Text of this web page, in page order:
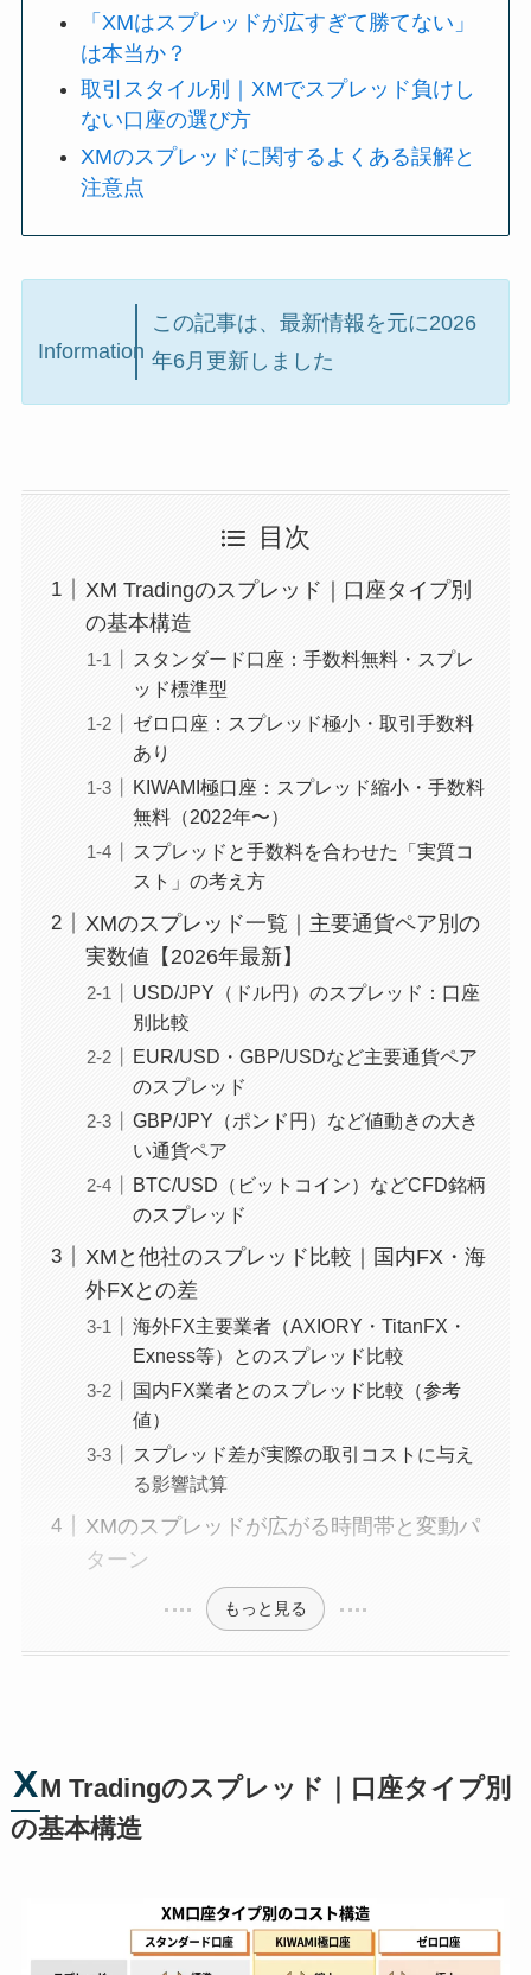
「XMはスプレッドが広すぎて勝てない」
は本当か？
取引スタイル別｜XMでスプレッド負けし
ない口座の選び方
XMのスプレッドに関するよくある誤解と
注意点
Information
この記事は、最新情報を元に2026
年6月更新しました
目次
XM Tradingのスプレッド｜口座タイプ別
の基本構造
スタンダード口座：手数料無料・スプレ
ッド標準型
ゼロ口座：スプレッド極小・取引手数料
あり
KIWAMI極口座：スプレッド縮小・手数料
無料（2022年〜）
スプレッドと手数料を合わせた「実質コ
スト」の考え方
XMのスプレッド一覧｜主要通貨ペア別の
実数値【2026年最新】
USD/JPY（ドル円）のスプレッド：口座
別比較
EUR/USD・GBP/USDなど主要通貨ペア
のスプレッド
GBP/JPY（ポンド円）など値動きの大き
い通貨ペア
BTC/USD（ビットコイン）などCFD銘柄
のスプレッド
XMと他社のスプレッド比較｜国内FX・海
外FXとの差
海外FX主要業者（AXIORY・TitanFX・
Exness等）とのスプレッド比較
国内FX業者とのスプレッド比較（参考
値）
スプレッド差が実際の取引コストに与え
る影響試算
XMのスプレッドが広がる時間帯と変動パ
ターン
もっと見る
XM Tradingのスプレッド｜口座タイプ別
の基本構造